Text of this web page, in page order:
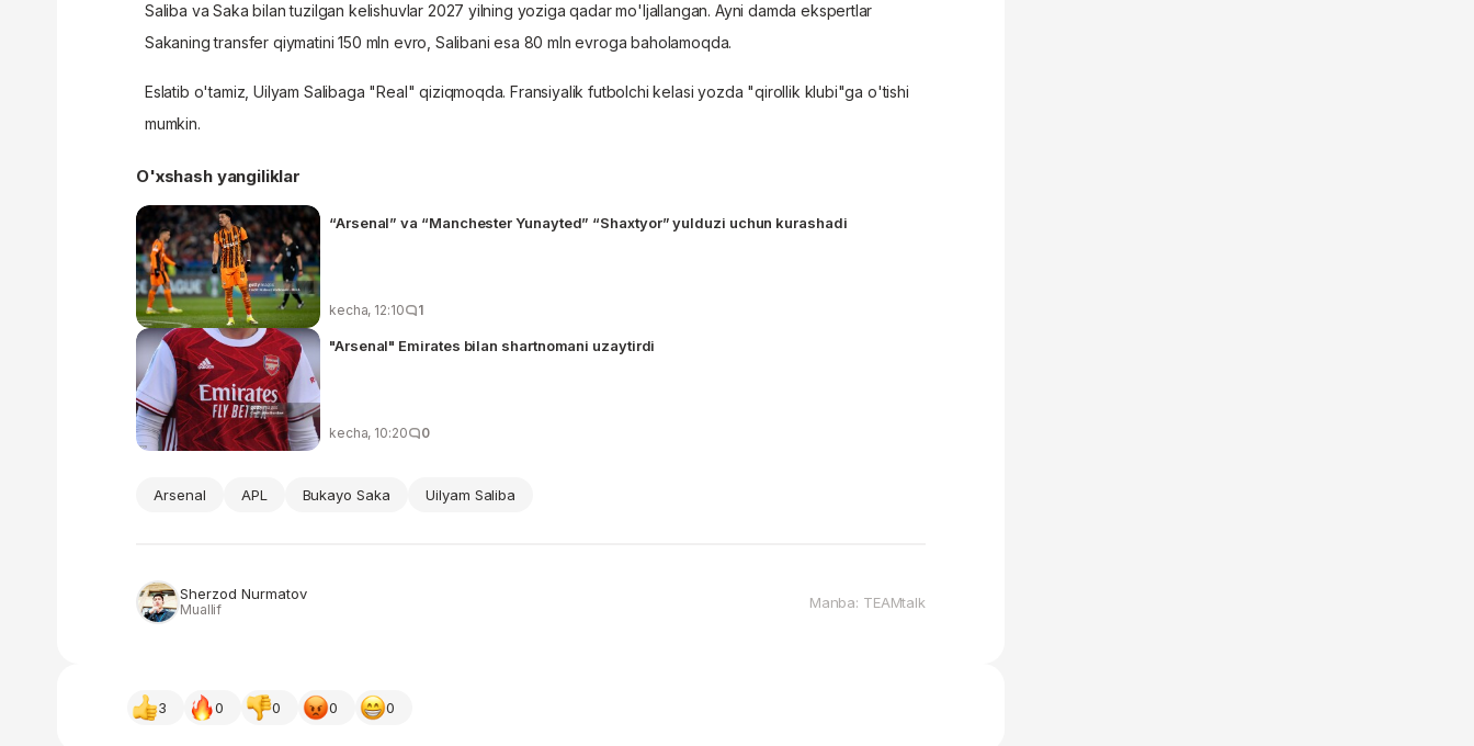
Saliba va Saka bilan tuzilgan kelishuvlar 2027 yilning yoziga qadar mo'ljallangan. Ayni damda ekspertlar
Sakaning transfer qiymatini 150 mln evro, Salibani esa 80 mln evroga baholamoqda.
Eslatib o'tamiz, Uilyam Salibaga "Real" qiziqmoqda. Fransiyalik futbolchi kelasi yozda "qirollik klubi"ga o'tishi
mumkin.
O'xshash yangiliklar
“Arsenal” va “Manchester Yunayted” “Shaxtyor” yulduzi uchun kurashadi
kecha, 12:10 1
"Arsenal" Emirates bilan shartnomani uzaytirdi
kecha, 10:20 0
Arsenal APL Bukayo Saka Uilyam Saliba
Sherzod Nurmatov
Muallif Manba: TEAMtalk
3 0 0 0 0